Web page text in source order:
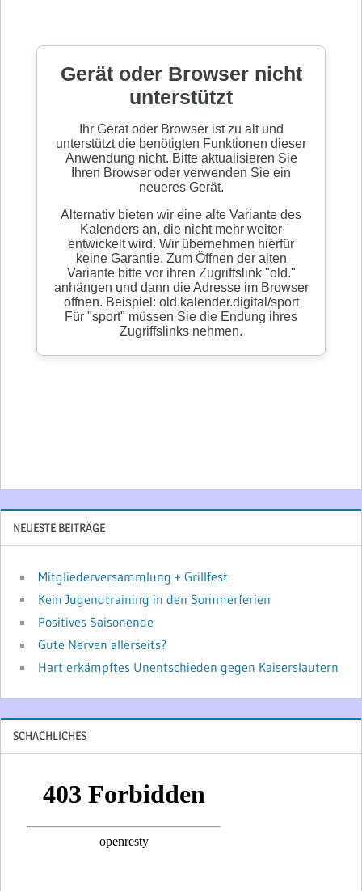
NEUESTE BEITRÄGE
Mitgliederversammlung + Grillfest
Kein Jugendtraining in den Sommerferien
Positives Saisonende
Gute Nerven allerseits?
Hart erkämpftes Unentschieden gegen Kaiserslautern
SCHACHLICHES